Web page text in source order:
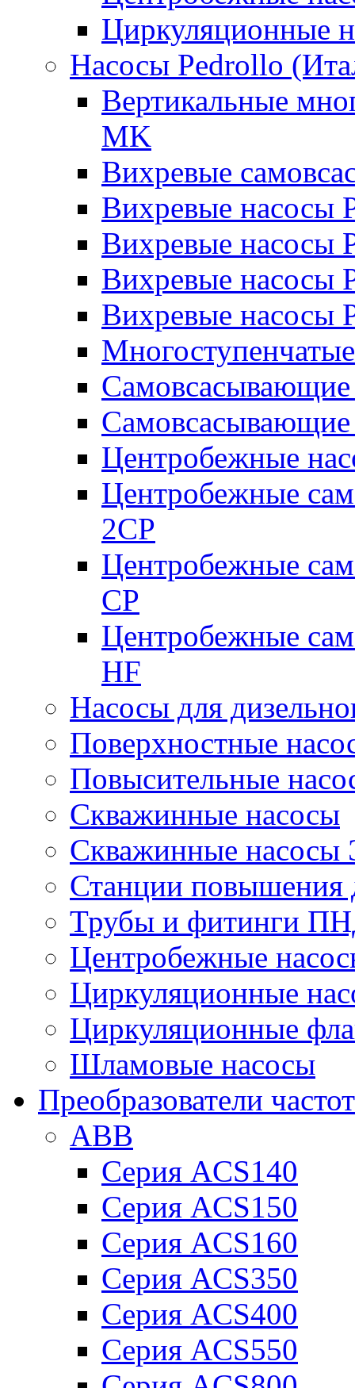
Циркуляционные
Насосы Pedrollo
Вертикальные
MK
Вихревые
Вихревые насосы
Вихревые насосы
Вихревые насосы
Вихревые насосы
Самовсасывающие
Центробежные
Центробежные
2CP
Центробежные
CP
Центробежные
HF
Насосы для
Поверхностные
Повысительные
Скважинные насосы
Скважинные
Станции повышения
Трубы и фитинги
Центробежные
Циркуляционные
Циркуляционные
Шламовые насосы
Преобразователи
ABB
Серия ACS140
Серия ACS150
Серия ACS160
Серия ACS350
Серия ACS400
Серия ACS550